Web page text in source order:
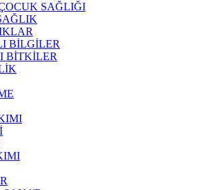
SAĞLIĞI
BİLGİLER
BİTKİLER